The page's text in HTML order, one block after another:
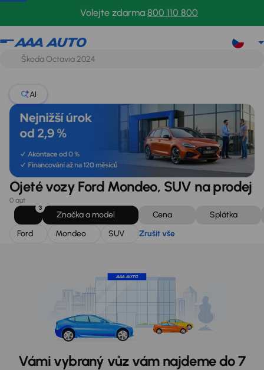
Volejte zdarma 800 110 800
Ford
AI
Ojeté vozy Ford Mondeo, SUV na prodej
0 aut
3
Značka a model Cena
Splátka
Ford
Mondeo SUV Zrušit vše
Vámi vybraný vůz vám najdeme do 7